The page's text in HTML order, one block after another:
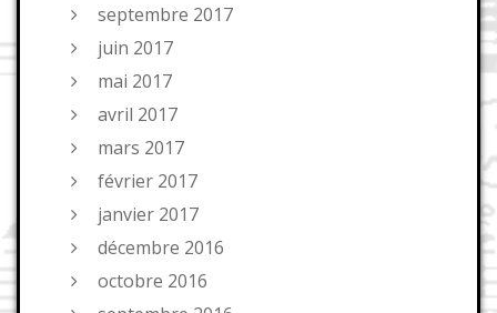
septembre 2017
juin 2017
mai 2017
avril 2017
mars 2017
février 2017
janvier 2017
décembre 2016
octobre 2016